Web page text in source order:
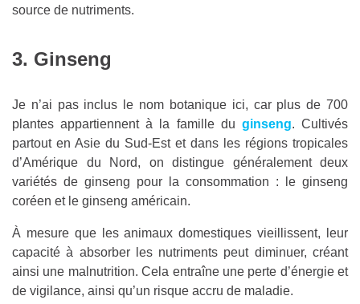
source de nutriments.
3. Ginseng
Je n’ai pas inclus le nom botanique ici, car plus de 700
plantes appartiennent à la famille du ginseng. Cultivés
partout en Asie du Sud-Est et dans les régions tropicales
d’Amérique du Nord, on distingue généralement deux
variétés de ginseng pour la consommation : le ginseng
coréen et le ginseng américain.
À mesure que les animaux domestiques vieillissent, leur
capacité à absorber les nutriments peut diminuer, créant
ainsi une malnutrition. Cela entraîne une perte d’énergie et
de vigilance, ainsi qu’un risque accru de maladie.